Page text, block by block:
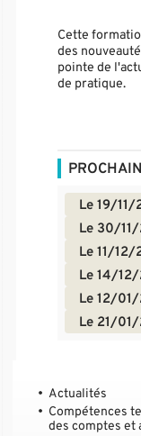
Cette
des
pointe de
de pratique.
Le 19/
Le 30/
Le 11/
Le 14/
Le 12/
Le 21/
Actualités
Compétences
des comptes et